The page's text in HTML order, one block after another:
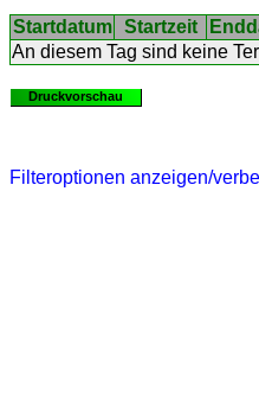
Startdatum Startzeit
An diesem Tag sind keine
Druckvorschau
Filteroptionen anzeigen/